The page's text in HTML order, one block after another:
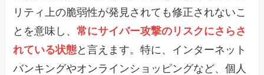
リティ上の脆弱性が発見されても修正されないこ
とを意味し、常にサイバー攻撃のリスクにさらさ
れている状態と言えます。特に、インターネット
バンキングやオンラインショッピングなど、個人